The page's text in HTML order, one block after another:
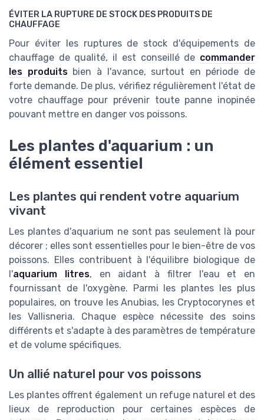
ÉVITER LA RUPTURE DE STOCK DES PRODUITS DE
CHAUFFAGE
Pour éviter les ruptures de stock d'équipements de
chauffage de qualité, il est conseillé de commander
les produitsbien à l'avance, surtout en période de
forte demande. De plus, vérifiez régulièrement l'état de
votre chauffage pour prévenir toute panne inopinée
pouvant mettre en danger vos poissons.
Les plantes d'aquarium : un
élément essentiel
Les plantes qui rendent votre aquarium
vivant
Les plantes d'aquarium ne sont pas seulement là pour
décorer ; elles sont essentielles pour le bien-être de vos
poissons. Elles contribuent à l'équilibre biologique de
l'aquarium litres, en aidant à filtrer l'eau et en
fournissant de l'oxygène. Parmi les plantes les plus
populaires, on trouve les Anubias, les Cryptocorynes et
les Vallisneria. Chaque espèce nécessite des soins
différents et s'adapte à des paramètres de température
et de volume spécifiques.
Un allié naturel pour vos poissons
Les plantes offrent également un refuge naturel et des
lieux de reproduction pour certaines espèces de